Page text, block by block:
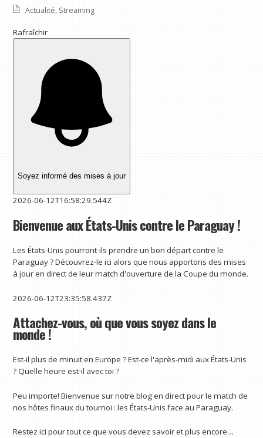
Actualité, Streaming
Rafraîchir
Soyez informé des mises à jour
2026-06-12T16:58:29.544Z
Bienvenue aux États-Unis contre le Paraguay !
Les États-Unis pourront-ils prendre un bon départ contre le
Paraguay ? Découvrez-le ici alors que nous apportons des mises
à jour en direct de leur match d'ouverture de la Coupe du monde.
2026-06-12T23:35:58.437Z
Attachez-vous, où que vous soyez dans le
monde !
Est-il plus de minuit en Europe ? Est-ce l'après-midi aux États-Unis
? Quelle heure est-il avec toi ?
Peu importe! Bienvenue sur notre blog en direct pour le match de
nos hôtes finaux du tournoi : les États-Unis face au Paraguay.
Restez ici pour tout ce que vous devez savoir et plus encore…